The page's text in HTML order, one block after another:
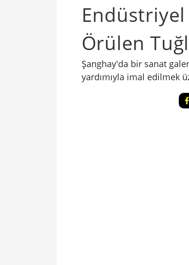
Endüstriyel
Örülen
Şanghay'da bir sanat
yardımıyla imal edilmek